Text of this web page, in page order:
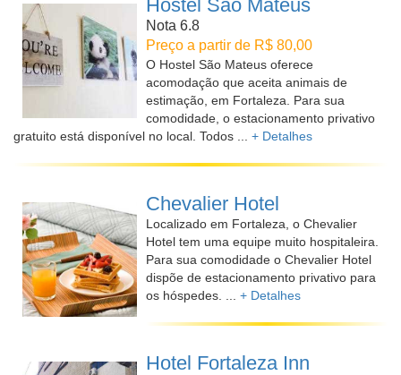
Hostel São Mateus
Nota 6.8
Preço a partir de R$ 80,00
O Hostel São Mateus oferece
acomodação que aceita animais de
estimação, em Fortaleza. Para sua
comodidade, o estacionamento privativo
gratuito está disponível no local. Todos ... + Detalhes
Chevalier Hotel
Localizado em Fortaleza, o Chevalier
Hotel tem uma equipe muito hospitaleira.
Para sua comodidade o Chevalier Hotel
dispõe de estacionamento privativo para
os hóspedes. ... + Detalhes
Hotel Fortaleza Inn